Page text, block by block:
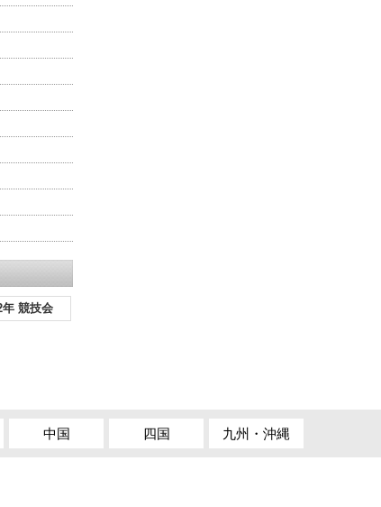
年 競技会
中国 四国 九州・沖縄